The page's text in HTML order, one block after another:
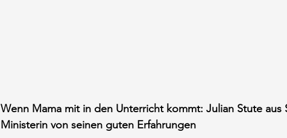
Wenn Mama mit in den Unterricht kommt: Julian Stute
Ministerin von seinen guten Erfahrungen